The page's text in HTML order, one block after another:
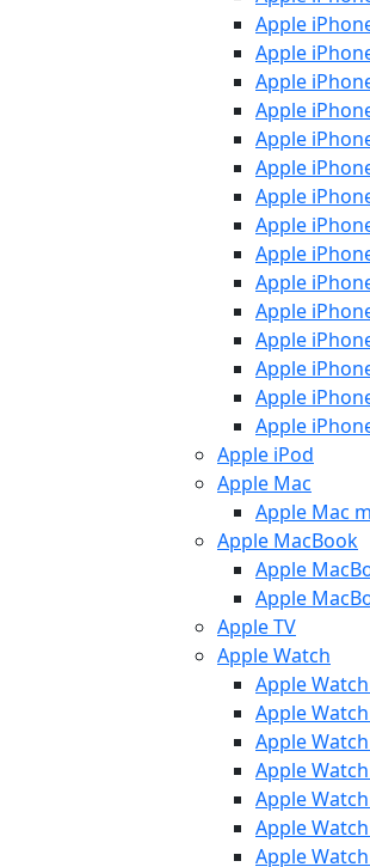
Apple
Apple
Apple
Apple
Apple
Apple
Apple
Apple
Apple
Apple
Apple
Apple
Apple
Apple
Apple
Apple iPod
Apple Mac
Apple Mac
Apple MacBook
Apple
Apple
Apple TV
Apple Watch
Apple Watch
Apple
Apple
Apple Watch
Apple Watch
Apple
Apple